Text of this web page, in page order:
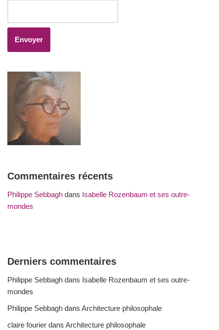
Commentaires récents
Philippe Sebbagh dans Isabelle Rozenbaum et ses outre-
mondes
Derniers commentaires
Philippe Sebbagh dans Isabelle Rozenbaum et ses outre-
mondes
Philippe Sebbagh dans Architecture philosophale
claire fourier dans Architecture philosophale